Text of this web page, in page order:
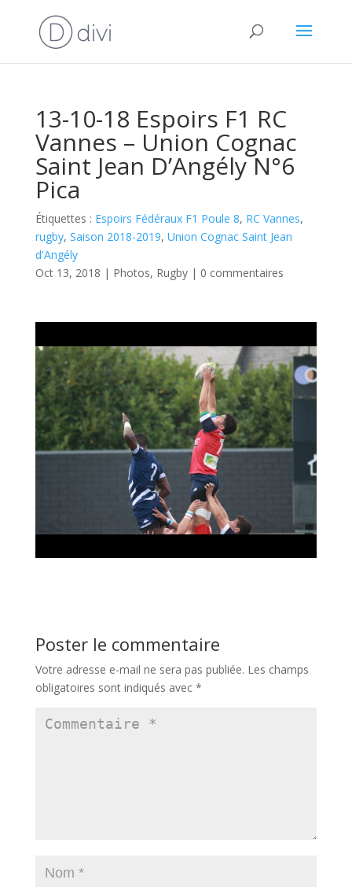
13-10-18 Espoirs F1 RC
Vannes – Union Cognac
Saint Jean D’Angély N°6
Pica
Étiquettes : Espoirs Fédéraux F1 Poule 8, RC Vannes,
rugby, Saison 2018-2019, Union Cognac Saint Jean
d'Angély
Oct 13, 2018 | Photos, Rugby| 0 commentaires
Poster le commentaire
Votre adresse e-mail ne sera pas publiée. Les champs
obligatoires sont indiqués avec *